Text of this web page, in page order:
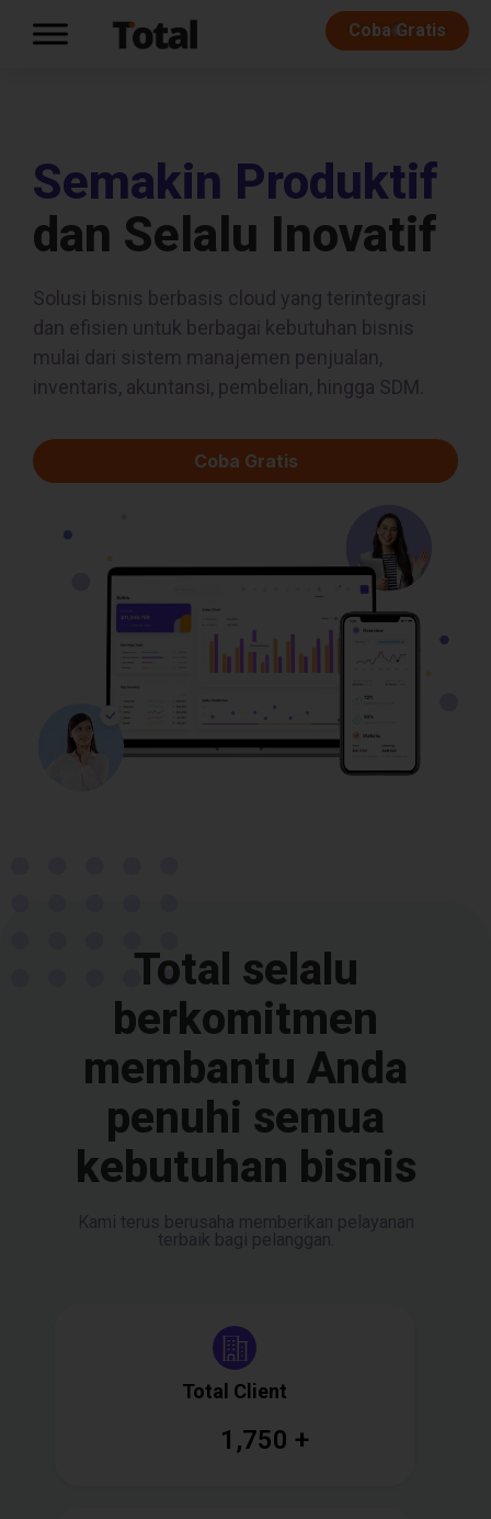
Coba Gratis
Semakin Produktif
dan Selalu Inovatif
Solusi bisnis berbasis cloud yang terintegrasi
dan efisien untuk berbagai kebutuhan bisnis
mulai dari sistem manajemen penjualan,
inventaris, akuntansi, pembelian, hingga SDM.
Coba Gratis
Total selalu
berkomitmen
membantu Anda
penuhi semua
kebutuhan bisnis
Kami terus berusaha memberikan pelayanan
terbaik bagi pelanggan.
Total Client
1,750 +